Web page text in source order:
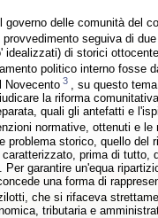
governo delle comunità del
provvedimento seguiva di
idealizzati) di storici
politico interno fosse
Novecento 3 , su questo
la riforma
quali gli antefatti e
normative, ottenuti e
problema storico, quello
prima di
Per garantire un'equa
una forma di
che si rifaceva
tributaria e